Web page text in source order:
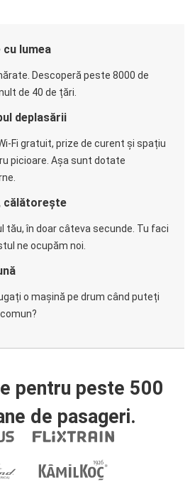
lumea
Descoperă peste 8000 de
de 40 de țări.
deplasării
Fi gratuit, prize de curent și spațiu
picioare. Așa sunt dotate
călătorește
tău, în doar câteva secunde. Tu faci
ne ocupăm noi.
o mașină pe drum când puteți
pentru peste 500
de pasageri.